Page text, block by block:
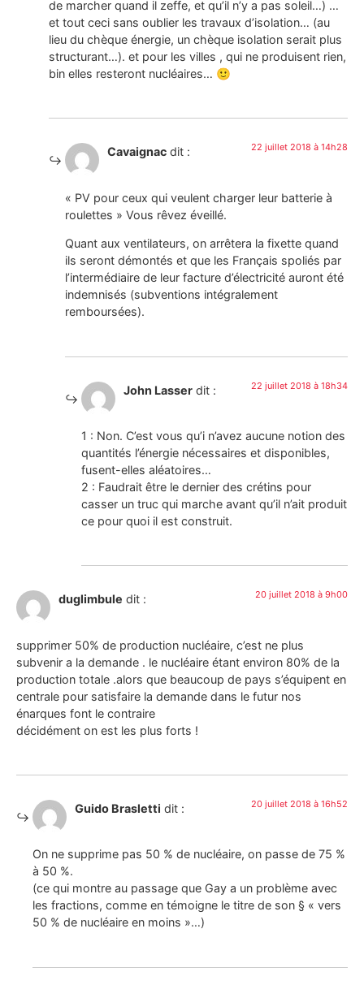
de marcher quand il zeffe, et qu’il n’y a pas soleil…) …
et tout ceci sans oublier les travaux d’isolation… (au
lieu du chèque énergie, un chèque isolation serait plus
structurant…). et pour les villes , qui ne produisent rien,
bin elles resteront nucléaires… 🙂
Cavaignac dit : 22 juillet 2018 à 14h28
« PV pour ceux qui veulent charger leur batterie à
roulettes » Vous rêvez éveillé.
Quant aux ventilateurs, on arrêtera la fixette quand
ils seront démontés et que les Français spoliés par
l’intermédiaire de leur facture d’électricité auront été
indemnisés (subventions intégralement
remboursées).
John Lasser dit : 22 juillet 2018 à 18h34
1 : Non. C’est vous qu’i n’avez aucune notion des
quantités l’énergie nécessaires et disponibles,
fusent-elles aléatoires…
2 : Faudrait être le dernier des crétins pour
casser un truc qui marche avant qu’il n’ait produit
ce pour quoi il est construit.
duglimbule dit : 20 juillet 2018 à 9h00
supprimer 50% de production nucléaire, c’est ne plus
subvenir a la demande . le nucléaire étant environ 80% de la
production totale .alors que beaucoup de pays s’équipent en
centrale pour satisfaire la demande dans le futur nos
énarques font le contraire
décidément on est les plus forts !
Guido Brasletti dit : 20 juillet 2018 à 16h52
On ne supprime pas 50 % de nucléaire, on passe de 75 %
à 50 %.
(ce qui montre au passage que Gay a un problème avec
les fractions, comme en témoigne le titre de son § « vers
50 % de nucléaire en moins »…)